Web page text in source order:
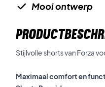
Mooi ontwerp
Stijlvolle shorts van Forza
Maximaal comfort en